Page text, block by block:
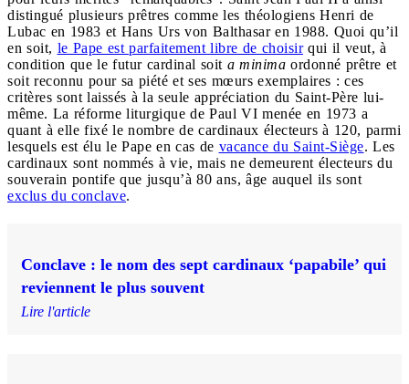
distingué plusieurs prêtres comme les théologiens Henri de
Lubac en 1983 et Hans Urs von Balthasar en 1988. Quoi qu’il
en soit, le Pape est parfaitement libre de choisirqui il veut, à
condition que le futur cardinal soit a minima ordonné prêtre et
soit reconnu pour sa piété et ses mœurs exemplaires : ces
critères sont laissés à la seule appréciation du Saint-Père lui-
même. La réforme liturgique de Paul VI menée en 1973 a
quant à elle fixé le nombre de cardinaux électeurs à 120, parmi
lesquels est élu le Pape en cas de vacance du Saint-Siège. Les
cardinaux sont nommés à vie, mais ne demeurent électeurs du
souverain pontife que jusqu’à 80 ans, âge auquel ils sont
exclus du conclave.
Conclave : le nom des sept cardinaux ‘papabile’ qui
reviennent le plus souvent
Lire l'article